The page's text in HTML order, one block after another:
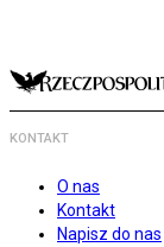
KONTAKT
O nas
Kontakt
Napisz do nas